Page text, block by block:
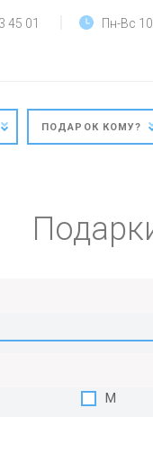
45 01 Пн-Вс
ПОДАРОК КОМУ?
M